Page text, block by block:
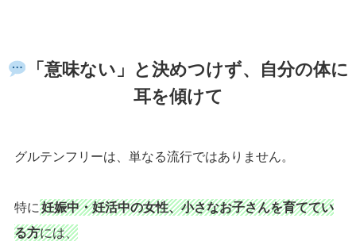
「意味ない」と決めつけず、自分の体に
耳を傾けて
グルテンフリーは、単なる流行ではありません。
特に 妊娠中・妊活中の女性、小さなお子さんを育ててい
る方には、